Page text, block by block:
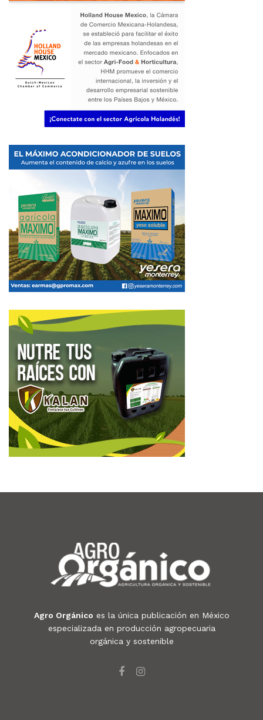
Agro Orgánico es la única publicación en México
especializada en producción agropecuaria
orgánica y sostenible